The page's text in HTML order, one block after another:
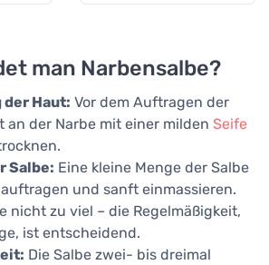
man Narbensalbe?
Haut: Vor dem Auftragen der
an der Narbe mit einer milden Seife
Salbe: Eine kleine Menge der Salbe
und sanft einmassieren.
nicht zu viel – die Regelmäßigkeit,
ist entscheidend.
Die Salbe zwei- bis dreimal